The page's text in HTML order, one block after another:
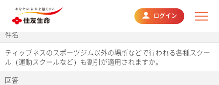
ログイン
よくあるご質問
件名
ティップネスのスポーツジム以外の場所などで行われる各種スクー
ル（運動スクールなど）も割引が適用されますか。
回答